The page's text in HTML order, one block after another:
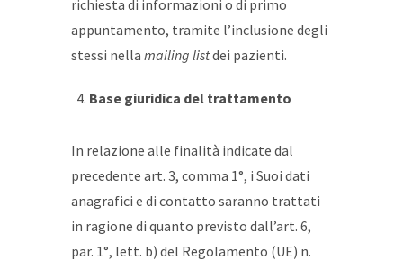
richiesta di informazioni o di primo
appuntamento, tramite l’inclusione degli
stessi nella mailing listdei pazienti.
Base giuridica del trattamento
In relazione alle finalità indicate dal
precedente art. 3, comma 1°, i Suoi dati
anagrafici e di contatto saranno trattati
in ragione di quanto previsto dall’art. 6,
par. 1°, lett. b) del Regolamento (UE) n.